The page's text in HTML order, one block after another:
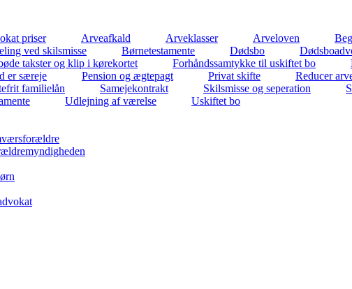
priser
Arveafkald Arveklasser Arveloven
ved skilsmisse
Børnetestamente Dødsbo
takster og klip i kørekortet
Forhåndssamtykke til uskiftet bo
er særeje
Pension og ægtepagt Privat skifte
Reducer
familielån
Samejekontrakt Skilsmisse og seperation
Udlejning af værelse
Uskiftet bo